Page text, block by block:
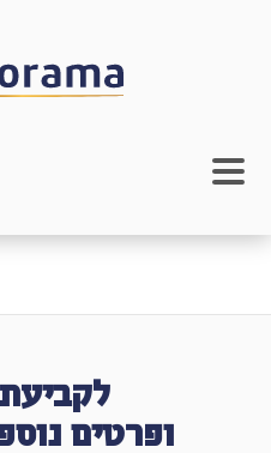
ופרטים